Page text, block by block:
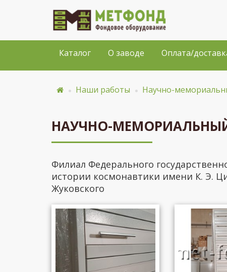
Каталог О заводе Оплата/
Наши работы Научно-
НАУЧНО-
Филиал Федерального
истории космонавтики имени К. Э.
Жуковского